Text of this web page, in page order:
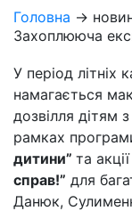
Головна →
Захоплююча
У період літніх
намагається
дозвілля дітям
рамках
дитини” та акції
справ!” для
Данюк,